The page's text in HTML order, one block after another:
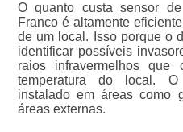
O quanto custa sensor
Franco é altamente
de um local. Isso porque o
identificar possíveis
raios infravermelhos que
temperatura do local.
instalado em áreas como
áreas externas.